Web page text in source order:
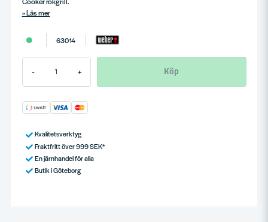
Läs mer
63014
- + Köp
Kvalitetsverktyg
Fraktfritt över 999 SEK*
En järnhandel för alla
Butik i Göteborg